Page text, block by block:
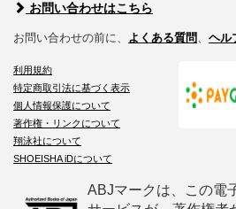
お問い合わせはこちら
お問い合わせの前に、 よくある質問、 ヘル
利用規約
特定商取引法に基づく表示
個人情報保護について
著作権・リンクについて
翔泳社について
SHOEISHA iDについて
ABJマークは、この電